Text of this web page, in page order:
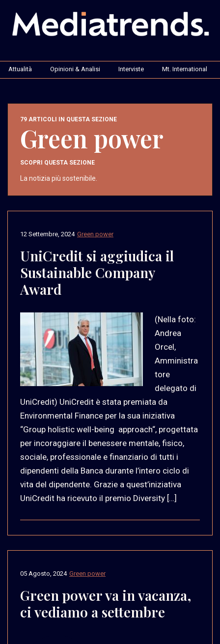
Attualità Opinioni & Analisi Interviste Mt. International
79 ARTICOLI IN QUESTA SEZIONE
Green power
SCOPRI QUESTA SEZIONE
La notizia più sostenibile.
Green power
12 Settembre, 2024
UniCredit si aggiudica il
Sustainable Company
Award
(Nella foto:
Andrea
Orcel,
Amministra
tore
delegato di
UniCredit) UniCredit è stata premiata da
Environmental Finance per la sua iniziativa
“Group holistic well-being approach“, progettata
per incoraggiare il benessere mentale, fisico,
sociale, professionale e finanziario di tutti i
dipendenti della Banca durante l’intero ciclo di
vita del dipendente. Grazie a quest’iniziativa
UniCredit ha ricevuto il premio Diversity […]
Green power
05 Agosto, 2024
Green power va in vacanza,
ci vediamo a settembre